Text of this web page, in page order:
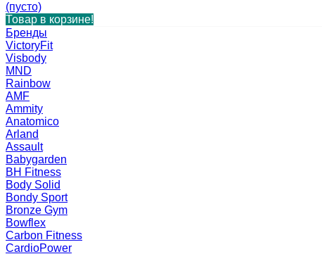
(пусто)
Товар в корзине!
Бренды
VictoryFit
Visbody
MND
Rainbow
AMF
Ammity
Anatomico
Arland
Assault
Babygarden
BH Fitness
Body Solid
Bondy Sport
Bronze Gym
Bowflex
Carbon Fitness
CardioPower